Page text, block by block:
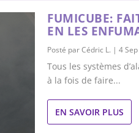
FUMICUBE:
EN LES
Posté parCédric L. |4
Tous les systèmes
à la fois de faire...
EN SAVOIR PLUS